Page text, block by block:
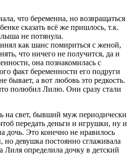
что беременна, но возвращаться
сказать всё же пришлось, т.к.
не потянула.
как шанс помириться с женой,
что ничего не получится, да и
она познакомилась с
факт беременности его подруги
бывает, а вот любовь это редкость.
полюбил Лилю. Они сразу стали
на свет, бывший муж периодически
передать деньги и игрушки, ну и
дочь. Это конечно не нравилось
девушка постоянно сглаживала
Лиля определила дочку в детский